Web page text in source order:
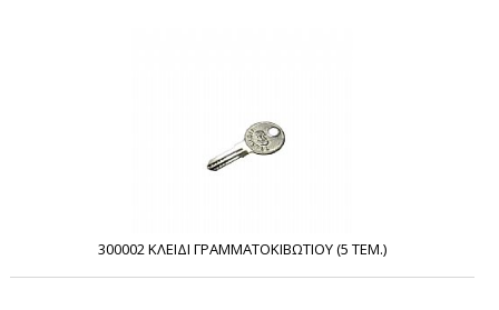
300002 ΚΛΕΙΔΙ ΓΡΑΜΜΑΤΟΚΙΒΩΤΙΟΥ (5 ΤΕΜ.)